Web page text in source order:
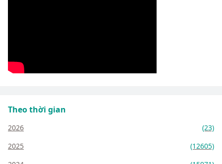
Theo thời gian
2026
(23)
2025
(12605)